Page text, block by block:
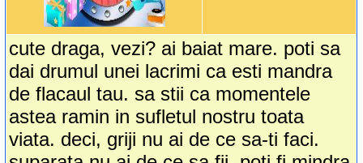
cute draga, vezi? ai baiat mare. poti sa
dai drumul unei lacrimi ca esti mandra
de flacaul tau. sa stii ca momentele
astea ramin in sufletul nostru toata
viata. deci, griji nu ai de ce sa-ti faci.